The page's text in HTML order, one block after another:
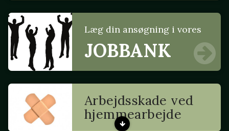
Læg din ansøgning i vores
JOBBANK
Arbejdsskade ved
hjemmearbejde